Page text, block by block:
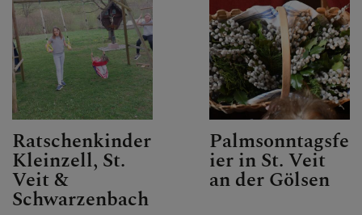
GOTTESDIENSTE
GALERIE / FOTOS
SAKRAMENTE
Ratschenkinder
Kleinzell, St.
Veit &
Schwarzenbach
Palmsonntagsfe
ier in St. Veit
an der Gölsen